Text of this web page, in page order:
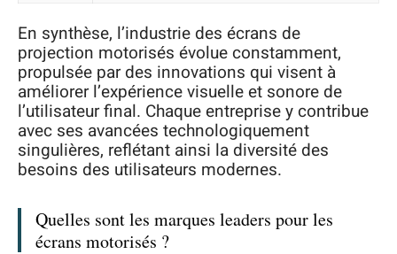
En synthèse, l’industrie des écrans de
projection motorisés évolue constamment,
propulsée par des innovations qui visent à
améliorer l’expérience visuelle et sonore de
l’utilisateur final. Chaque entreprise y contribue
avec ses avancées technologiquement
singulières, reflétant ainsi la diversité des
besoins des utilisateurs modernes.
Quelles sont les marques leaders pour les
écrans motorisés ?